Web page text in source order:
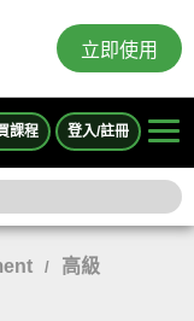
立即使用
課程 登入/註冊
/
高級